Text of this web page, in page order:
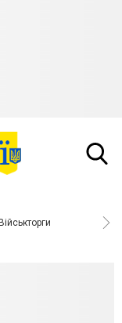
Військторги